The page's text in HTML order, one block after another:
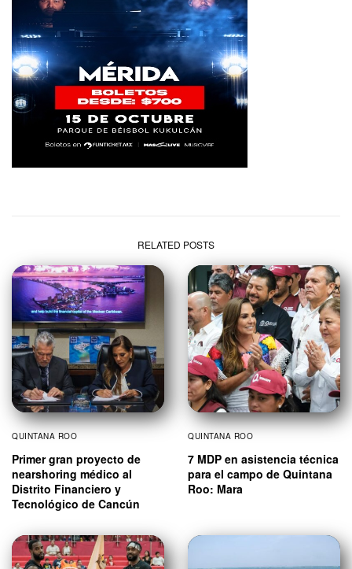
RELATED POSTS
QUINTANA ROO
Primer gran proyecto de
nearshoring médico al
Distrito Financiero y
Tecnológico de Cancún
QUINTANA ROO
7 MDP en asistencia técnica
para el campo de Quintana
Roo: Mara